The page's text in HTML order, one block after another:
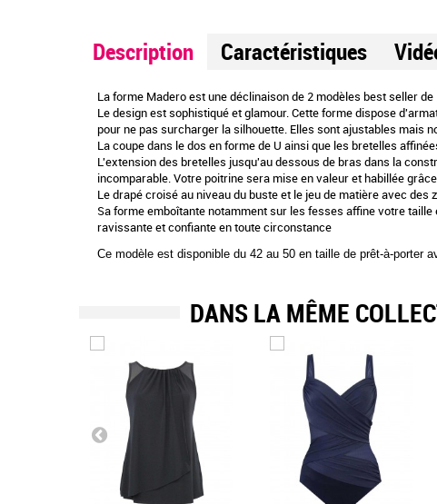
Description Caractéristiques
La forme Madero est une déclinaison de 2 modèles best seller
Le design est sophistiqué et glamour. Cette forme dispose
pour ne pas surcharger la silhouette. Elles sont ajustables mais
La coupe dans le dos en forme de U ainsi que les bretelles
L'extension des bretelles jusqu'au dessous de bras dans la
incomparable. Votre poitrine sera mise en valeur et habillée
Le drapé croisé au niveau du buste et le jeu de matière avec
Sa forme emboîtante notamment sur les fesses affine votre
ravissante et confiante en toute circonstance
Ce modèle est disponible du 42 au 50 en taille de prêt-à-porter
DANS LA MÊME